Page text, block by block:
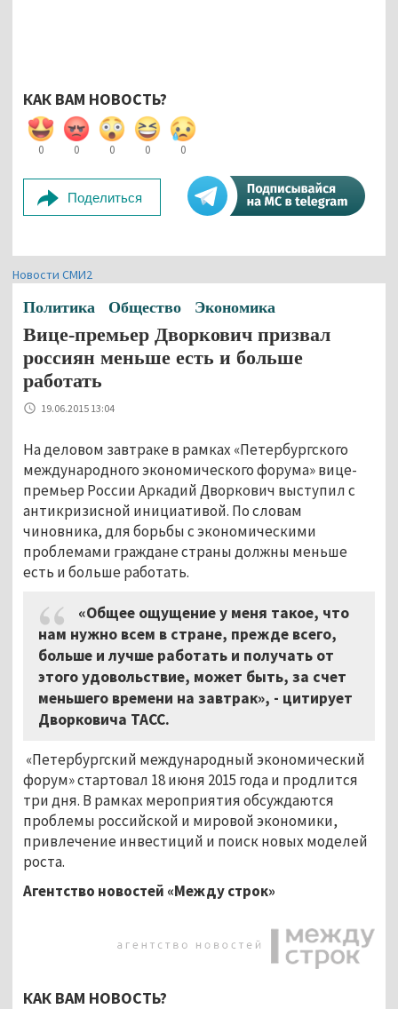
КАК ВАМ НОВОСТЬ?
0 0 0 0 0
Поделиться
Новости СМИ2
Политика Общество Экономика
Вице-премьер Дворкович призвал
россиян меньше есть и больше
работать
19.06.2015 13:04
На деловом завтраке в рамках «Петербургского
международного экономического форума» вице-
премьер России Аркадий Дворкович выступил с
антикризисной инициативой. По словам
чиновника, для борьбы с экономическими
проблемами граждане страны должны меньше
есть и больше работать.
«Общее ощущение у меня такое, что
нам нужно всем в стране, прежде всего,
больше и лучше работать и получать от
этого удовольствие, может быть, за счет
меньшего времени на завтрак», - цитирует
Дворковича ТАСС.
«Петербургский международный экономический
форум» стартовал 18 июня 2015 года и продлится
три дня. В рамках мероприятия обсуждаются
проблемы российской и мировой экономики,
привлечение инвестиций и поиск новых моделей
роста.
Агентство новостей «Между строк»
КАК ВАМ НОВОСТЬ?